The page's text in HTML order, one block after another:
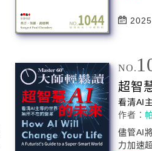
NO.
超智
看清AI
作者：
儘管AI
力加速